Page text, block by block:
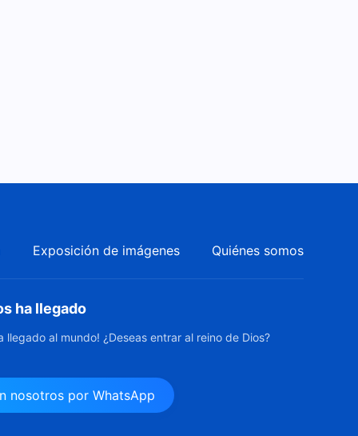
Exposición de imágenes Quiénes somos
ha llegado
llegado al mundo! ¿Deseas entrar al reino de Dios?
nosotros por WhatsApp